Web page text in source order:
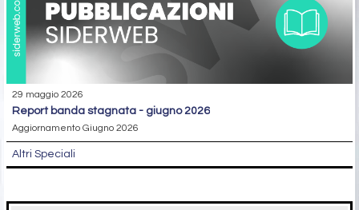
29 maggio 2026
report banda stagnata - giugno 2026
Aggiornamento Giugno 2026
Altri Speciali